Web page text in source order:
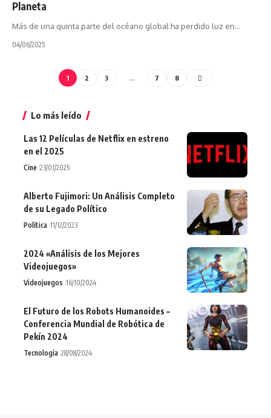
Planeta
Más de una quinta parte del océano global ha perdido luz en…
04/06/2025
1 2 3 … 7 8
Lo más leído
Las 12 Películas de Netflix en estreno
en el 2025
Cine 23/01/2025
Alberto Fujimori: Un Análisis Completo
de su Legado Político
Política 11/12/2023
2024 «Análisis de los Mejores
Videojuegos»
Videojuegos 16/10/2024
El Futuro de los Robots Humanoides –
Conferencia Mundial de Robótica de
Pekín 2024
Tecnología 28/08/2024